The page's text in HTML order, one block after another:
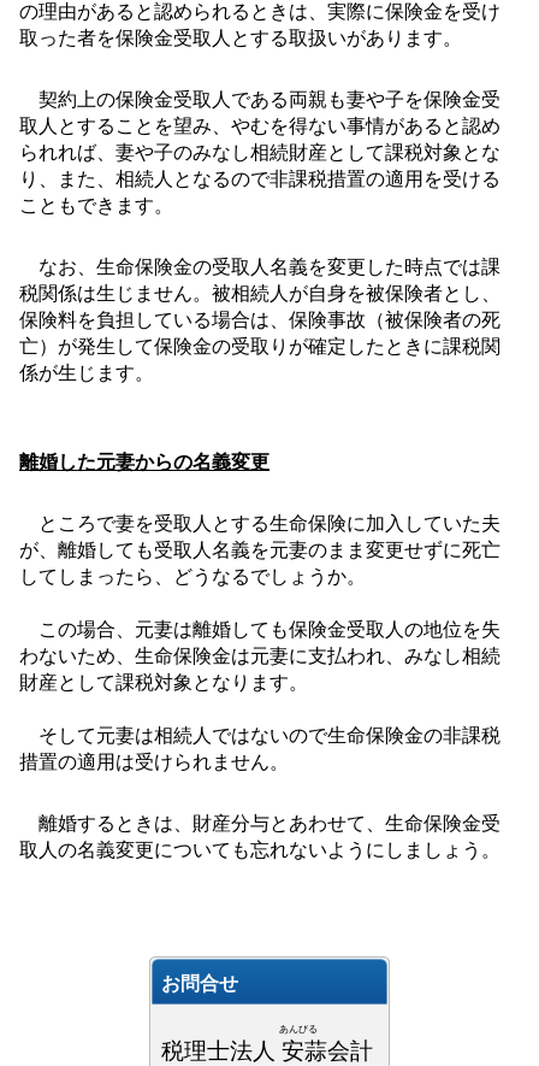
の理由があると認められるときは、実際に保険金を受け
取った者を保険金受取人とする取扱いがあります。
契約上の保険金受取人である両親も妻や子を保険金受
取人とすることを望み、やむを得ない事情があると認め
られれば、妻や子のみなし相続財産として課税対象とな
り、また、相続人となるので非課税措置の適用を受ける
こともできます。
なお、生命保険金の受取人名義を変更した時点では課
税関係は生じません。被相続人が自身を被保険者とし、
保険料を負担している場合は、保険事故（被保険者の死
亡）が発生して保険金の受取りが確定したときに課税関
係が生じます。
離婚した元妻からの名義変更
ところで妻を受取人とする生命保険に加入していた夫
が、離婚しても受取人名義を元妻のまま変更せずに死亡
してしまったら、どうなるでしょうか。
この場合、元妻は離婚しても保険金受取人の地位を失
わないため、生命保険金は元妻に支払われ、みなし相続
財産として課税対象となります。
そして元妻は相続人ではないので生命保険金の非課税
措置の適用は受けられません。
離婚するときは、財産分与とあわせて、生命保険金受
取人の名義変更についても忘れないようにしましょう。
お問合せ
あんびる
税理士法人 安蒜会計